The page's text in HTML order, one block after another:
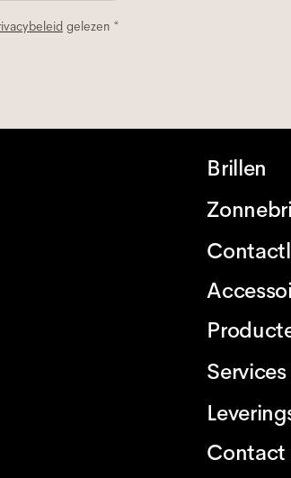
gelezen *
Brillen
Services
Contact